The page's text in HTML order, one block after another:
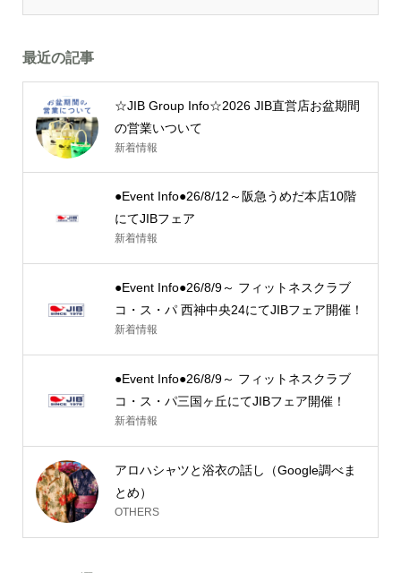
最近の記事
☆JIB Group Info☆2026 JIB直営店お盆期間
の営業いついて
新着情報
●Event Info●26/8/12～阪急うめだ本店10階
にてJIBフェア
新着情報
●Event Info●26/8/9～ フィットネスクラブ
コ・ス・パ 西神中央24にてJIBフェア開催！
新着情報
●Event Info●26/8/9～ フィットネスクラブ
コ・ス・パ三国ヶ丘にてJIBフェア開催！
新着情報
アロハシャツと浴衣の話し（Google調べま
とめ）
OTHERS